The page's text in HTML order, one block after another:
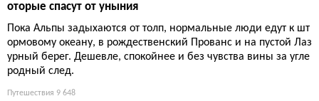
оторые спасут от уныния
Пока Альпы задыхаются от толп, нормальные люди едут к шт
ормовому океану, в рождественский Прованс и на пустой Лаз
урный берег. Дешевле, спокойнее и без чувства вины за угле
родный след.
Путешествия 9 648